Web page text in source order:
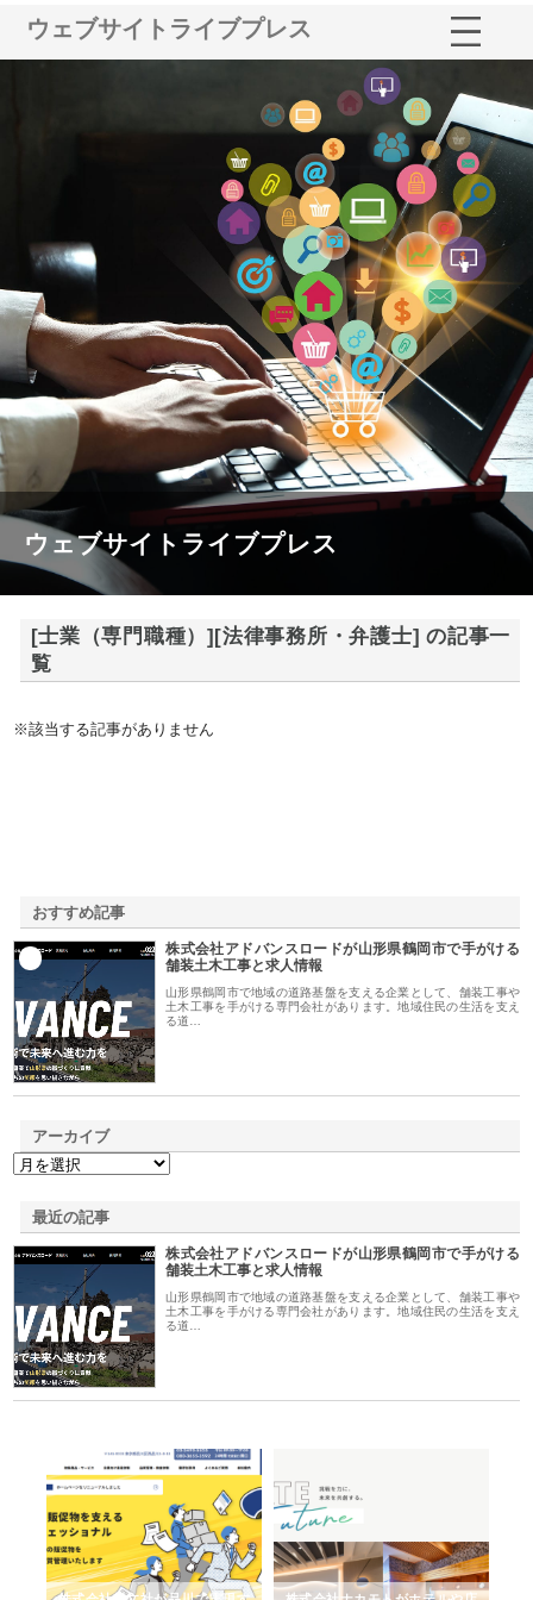
ウェブサイトライブプレス
ウェブサイトライブプレス
[士業（専門職種）][法律事務所・弁護士] の記事一
覧
※該当する記事がありません
おすすめ記事
株式会社アドバンスロードが山形県鶴岡市で手がける
舗装土木工事と求人情報
山形県鶴岡市で地域の道路基盤を支える企業として、舗装工事や
土木工事を手がける専門会社があります。地域住民の生活を支え
る道…
アーカイブ
最近の記事
株式会社アドバンスロードが山形県鶴岡市で手がける
舗装土木工事と求人情報
山形県鶴岡市で地域の道路基盤を支える企業として、舗装工事や
土木工事を手がける専門会社があります。地域住民の生活を支え
る道…